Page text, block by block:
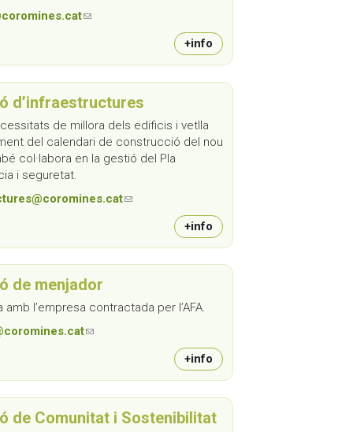
(link sends e-mail)
+info
d’infraestructures
de millora dels edificis i vetlla
del calendari de construcció del nou
col·labora en la gestió del Pla
i seguretat.
(link sends e-mail)
+info
de menjador
amb l’empresa contractada per l’AFA.
(link sends e-mail)
+info
de Comunitat i Sostenibilitat